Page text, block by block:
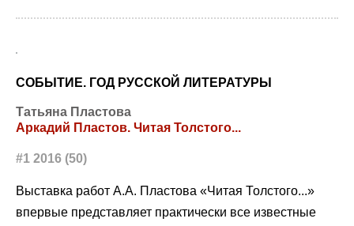
СОБЫТИЕ. ГОД РУССКОЙ ЛИТЕРАТУРЫ
Татьяна Пластова
Аркадий Пластов. Читая Толстого...
#1 2016 (50)
Выставка работ А.А. Пластова «Читая Толстого...»
впервые представляет практически все известные